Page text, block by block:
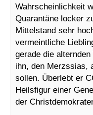
Wahrscheinlichkeit
Quarantäne locker
Mittelstand sehr
vermeintliche
gerade die
ihn, den Merzssias,
sollen. Überlebt er
Heilsfigur einer
der